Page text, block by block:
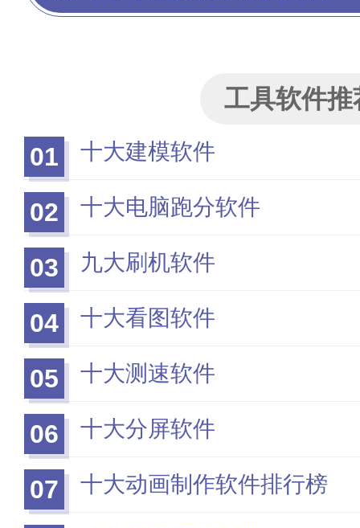
工具软件推
01
十大建模软件
02 十大电脑跑分软件
03 九大刷机软件
04 十大看图软件
05 十大测速软件
06 十大分屏软件
07 十大动画制作软件排行榜